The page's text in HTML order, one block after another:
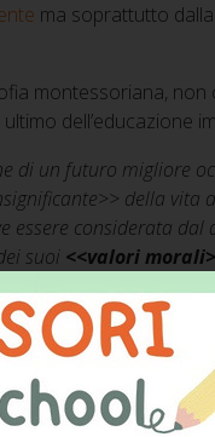
ma soprattutto
montessoriana,
dell’educazione
di un futuro migliore
della vita
essere considerata
suoi <<valori
p. XIII).
parla di come i
profondo tutto
importanti, mail fine